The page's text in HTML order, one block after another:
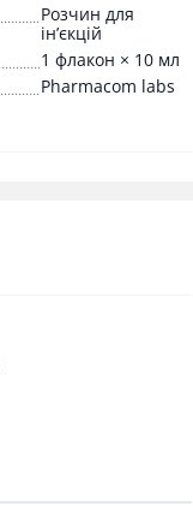
Розчин для
ін’єкцій
1 флакон × 10 мл
Pharmacom labs